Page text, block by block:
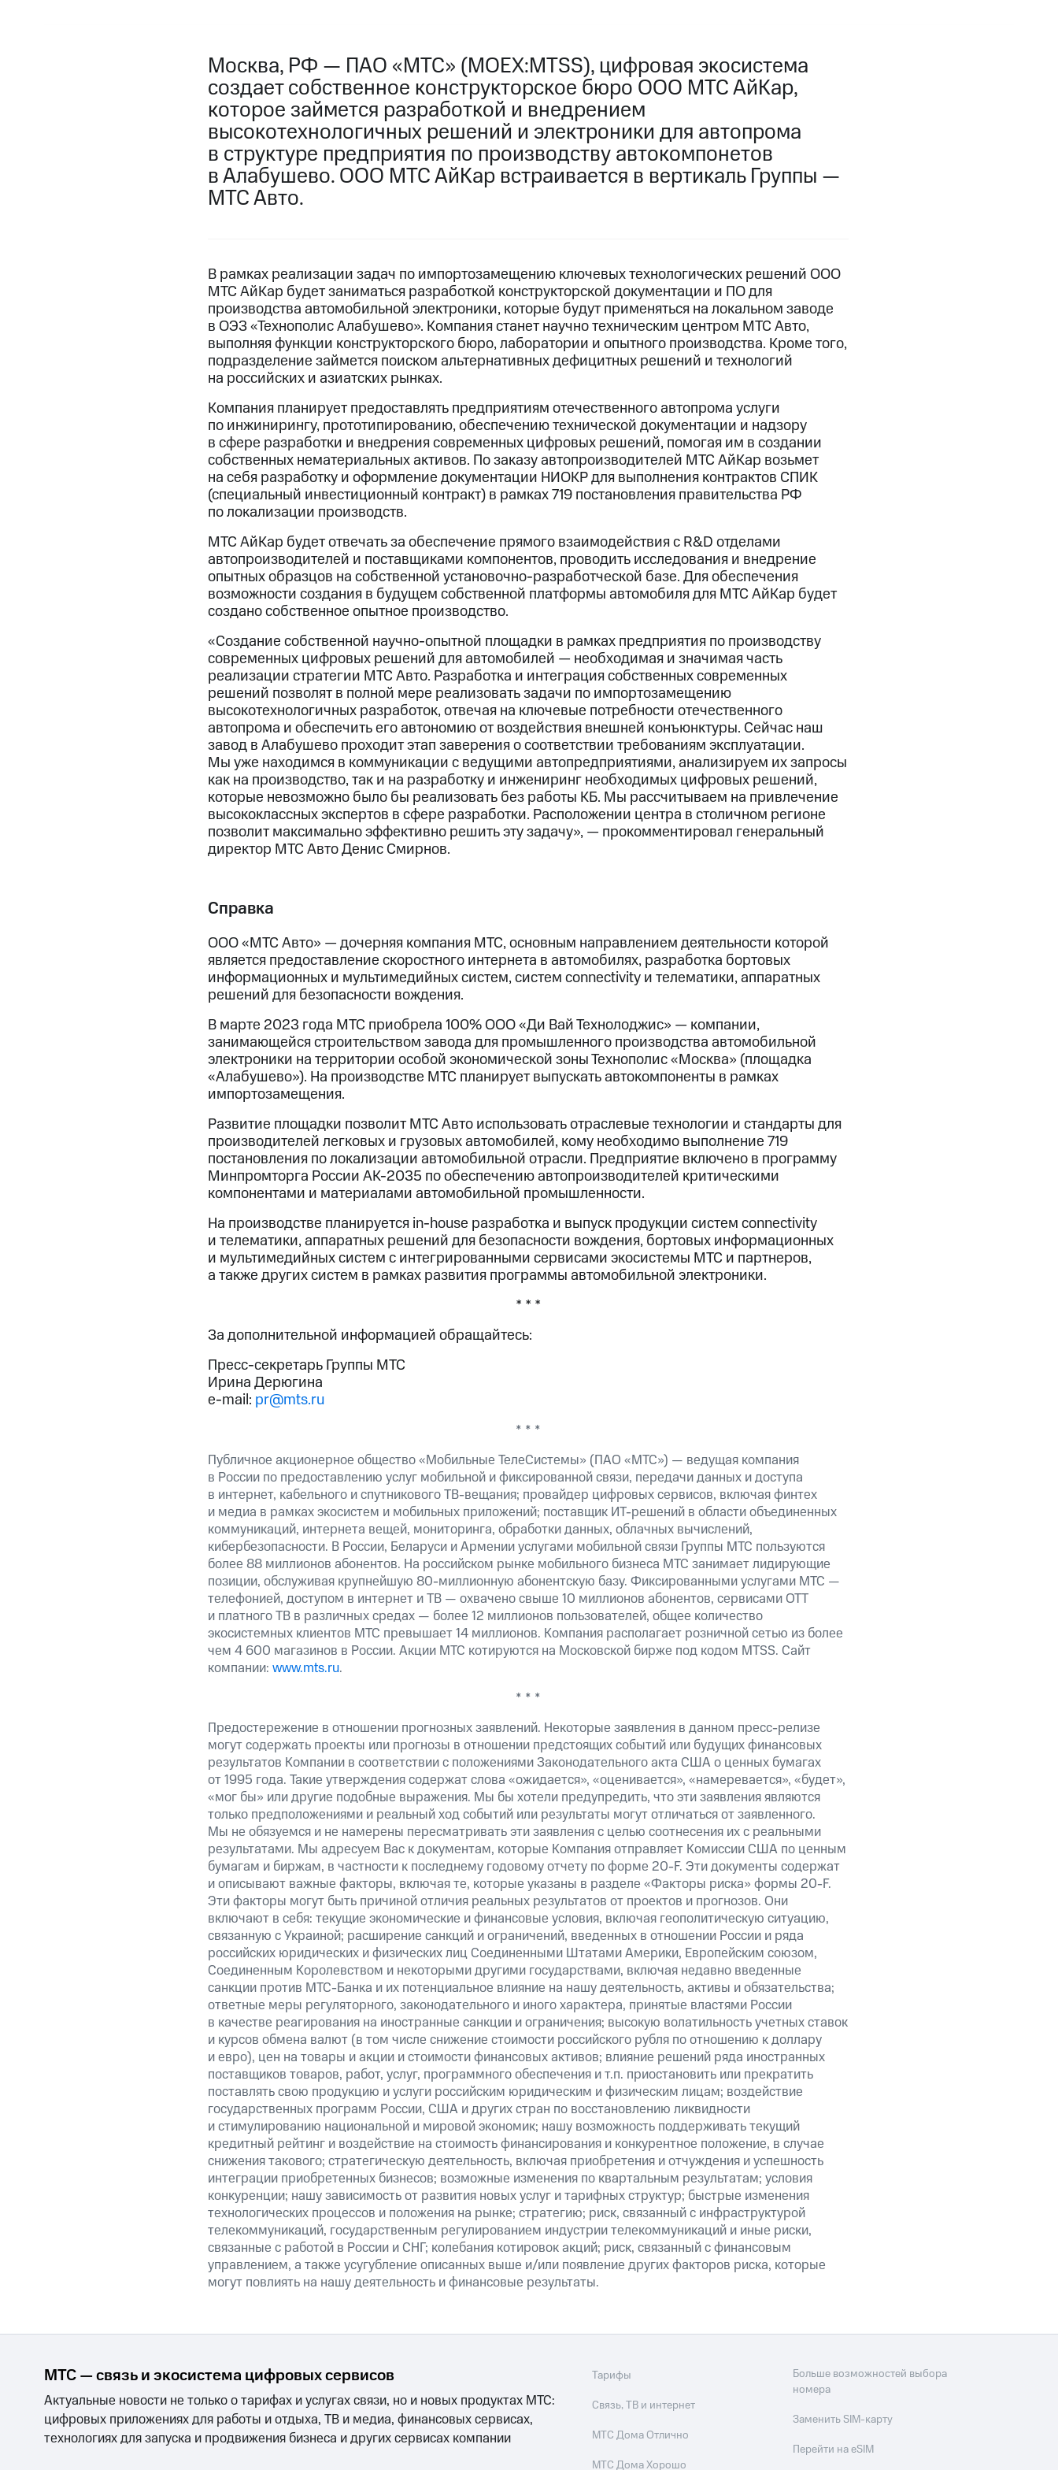
Москва, РФ — ПАО «МТС» (MOEX:MTSS), цифровая экосистема
создает собственное конструкторское бюро ООО МТС АйКар,
которое займется разработкой и внедрением
высокотехнологичных решений и электроники для автопрома
в структуре предприятия по производству автокомпонетов
в Алабушево. ООО МТС АйКар встраивается в вертикаль Группы —
МТС Авто.
В рамках реализации задач по импортозамещению ключевых технологических решений ООО
МТС АйКар будет заниматься разработкой конструкторской документации и ПО для
производства автомобильной электроники, которые будут применяться на локальном заводе
в ОЭЗ «Технополис Алабушево». Компания станет научно техническим центром МТС Авто,
выполняя функции конструкторского бюро, лаборатории и опытного производства. Кроме того,
подразделение займется поиском альтернативных дефицитных решений и технологий
на российских и азиатских рынках.
Компания планирует предоставлять предприятиям отечественного автопрома услуги
по инжинирингу, прототипированию, обеспечению технической документации и надзору
в сфере разработки и внедрения современных цифровых решений, помогая им в создании
собственных нематериальных активов. По заказу автопроизводителей МТС АйКар возьмет
на себя разработку и оформление документации НИОКР для выполнения контрактов СПИК
(специальный инвестиционный контракт) в рамках 719 постановления правительства РФ
по локализации производств.
МТС АйКар будет отвечать за обеспечение прямого взаимодействия с R&D отделами
автопроизводителей и поставщиками компонентов, проводить исследования и внедрение
опытных образцов на собственной установочно-разработческой базе. Для обеспечения
возможности создания в будущем собственной платформы автомобиля для МТС АйКар будет
создано собственное опытное производство.
«Создание собственной научно-опытной площадки в рамках предприятия по производству
современных цифровых решений для автомобилей — необходимая и значимая часть
реализации стратегии МТС Авто. Разработка и интеграция собственных современных
решений позволят в полной мере реализовать задачи по импортозамещению
высокотехнологичных разработок, отвечая на ключевые потребности отечественного
автопрома и обеспечить его автономию от воздействия внешней конъюнктуры. Сейчас наш
завод в Алабушево проходит этап заверения о соответствии требованиям эксплуатации.
Мы уже находимся в коммуникации с ведущими автопредприятиями, анализируем их запросы
как на производство, так и на разработку и инжениринг необходимых цифровых решений,
которые невозможно было бы реализовать без работы КБ. Мы рассчитываем на привлечение
высококлассных экспертов в сфере разработки. Расположении центра в столичном регионе
позволит максимально эффективно решить эту задачу», — прокомментировал генеральный
директор МТС Авто Денис Смирнов.
Справка
ООО «МТС Авто» — дочерняя компания МТС, основным направлением деятельности которой
является предоставление скоростного интернета в автомобилях, разработка бортовых
информационных и мультимедийных систем, систем connectivity и телематики, аппаратных
решений для безопасности вождения.
В марте 2023 года МТС приобрела 100% ООО «Ди Вай Технолоджис» — компании,
занимающейся строительством завода для промышленного производства автомобильной
электроники на территории особой экономической зоны Технополис «Москва» (площадка
«Алабушево»). На производстве МТС планирует выпускать автокомпоненты в рамках
импортозамещения.
Развитие площадки позволит МТС Авто использовать отраслевые технологии и стандарты для
производителей легковых и грузовых автомобилей, кому необходимо выполнение 719
постановления по локализации автомобильной отрасли. Предприятие включено в программу
Минпромторга России АК-2035 по обеспечению автопроизводителей критическими
компонентами и материалами автомобильной промышленности.
На производстве планируется in-house разработка и выпуск продукции систем connectivity
и телематики, аппаратных решений для безопасности вождения, бортовых информационных
и мультимедийных систем с интегрированными сервисами экосистемы МТС и партнеров,
а также других систем в рамках развития программы автомобильной электроники.
* * *
За дополнительной информацией обращайтесь:
Пресс-секретарь Группы МТС
Ирина Дерюгина
e-mail: pr@mts.ru
* * *
Публичное акционерное общество «Мобильные ТелеСистемы» (ПАО «МТС») — ведущая компания
в России по предоставлению услуг мобильной и фиксированной связи, передачи данных и доступа
в интернет, кабельного и спутникового ТВ-вещания; провайдер цифровых сервисов, включая финтех
и медиа в рамках экосистем и мобильных приложений; поставщик ИТ-решений в области объединенных
коммуникаций, интернета вещей, мониторинга, обработки данных, облачных вычислений,
кибербезопасности. В России, Беларуси и Армении услугами мобильной связи Группы МТС пользуются
более 88 миллионов абонентов. На российском рынке мобильного бизнеса МТС занимает лидирующие
позиции, обслуживая крупнейшую 80-миллионную абонентскую базу. Фиксированными услугами МТС —
телефонией, доступом в интернет и ТВ — охвачено свыше 10 миллионов абонентов, сервисами OTT
и платного ТВ в различных средах — более 12 миллионов пользователей, общее количество
экосистемных клиентов МТС превышает 14 миллионов. Компания располагает розничной сетью из более
чем 4 600 магазинов в России. Акции МТС котируются на Московской бирже под кодом MTSS. Сайт
компании: www.mts.ru.
* * *
Предостережение в отношении прогнозных заявлений. Некоторые заявления в данном пресс-релизе
могут содержать проекты или прогнозы в отношении предстоящих событий или будущих финансовых
результатов Компании в соответствии с положениями Законодательного акта США о ценных бумагах
от 1995 года. Такие утверждения содержат слова «ожидается», «оценивается», «намеревается», «будет»,
«мог бы» или другие подобные выражения. Мы бы хотели предупредить, что эти заявления являются
только предположениями и реальный ход событий или результаты могут отличаться от заявленного.
Мы не обязуемся и не намерены пересматривать эти заявления с целью соотнесения их с реальными
результатами. Мы адресуем Вас к документам, которые Компания отправляет Комиссии США по ценным
бумагам и биржам, в частности к последнему годовому отчету по форме 20-F. Эти документы содержат
и описывают важные факторы, включая те, которые указаны в разделе «Факторы риска» формы 20-F.
Эти факторы могут быть причиной отличия реальных результатов от проектов и прогнозов. Они
включают в себя: текущие экономические и финансовые условия, включая геополитическую ситуацию,
связанную с Украиной; расширение санкций и ограничений, введенных в отношении России и ряда
российских юридических и физических лиц Соединенными Штатами Америки, Европейским союзом,
Соединенным Королевством и некоторыми другими государствами, включая недавно введенные
санкции против МТС-Банка и их потенциальное влияние на нашу деятельность, активы и обязательства;
ответные меры регуляторного, законодательного и иного характера, принятые властями России
в качестве реагирования на иностранные санкции и ограничения; высокую волатильность учетных ставок
и курсов обмена валют (в том числе снижение стоимости российского рубля по отношению к доллару
и евро), цен на товары и акции и стоимости финансовых активов; влияние решений ряда иностранных
поставщиков товаров, работ, услуг, программного обеспечения и т.п. приостановить или прекратить
поставлять свою продукцию и услуги российским юридическим и физическим лицам; воздействие
государственных программ России, США и других стран по восстановлению ликвидности
и стимулированию национальной и мировой экономик; нашу возможность поддерживать текущий
кредитный рейтинг и воздействие на стоимость финансирования и конкурентное положение, в случае
снижения такового; стратегическую деятельность, включая приобретения и отчуждения и успешность
интеграции приобретенных бизнесов; возможные изменения по квартальным результатам; условия
конкуренции; нашу зависимость от развития новых услуг и тарифных структур; быстрые изменения
технологических процессов и положения на рынке; стратегию; риск, связанный с инфраструктурой
телекоммуникаций, государственным регулированием индустрии телекоммуникаций и иные риски,
связанные с работой в России и СНГ; колебания котировок акций; риск, связанный с финансовым
управлением, а также усугубление описанных выше и/или появление других факторов риска, которые
могут повлиять на нашу деятельность и финансовые результаты.
МТС — связь и экосистема цифровых сервисов
Актуальные новости не только о тарифах и услугах связи, но и новых продуктах МТС:
цифровых приложениях для работы и отдыха, ТВ и медиа, финансовых сервисах,
технологиях для запуска и продвижения бизнеса и других сервисах компании
Тарифы
Связь, ТВ и интернет
МТС Дома Отлично
МТС Дома Хорошо
Больше возможностей выбора
номера
Заменить SIM-карту
Перейти на eSIM